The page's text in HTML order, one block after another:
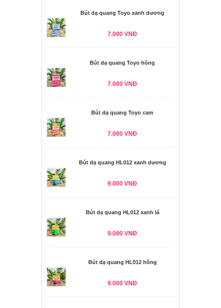
Bút dạ quang Toyo xanh dương
7.000 VNĐ
Bút dạ quang Toyo hồng
7.000 VNĐ
Bút dạ quang Toyo cam
7.000 VNĐ
Bút dạ quang HL012 xanh dương
9.000 VNĐ
Bút dạ quang HL012 xanh lá
9.000 VNĐ
Bút dạ quang HL012 hồng
9.000 VNĐ